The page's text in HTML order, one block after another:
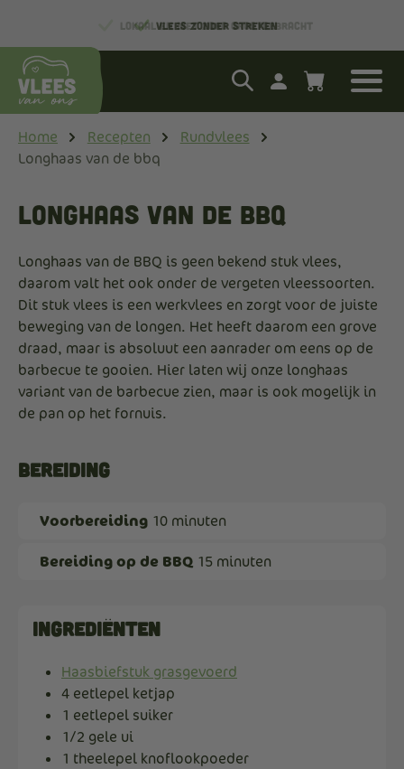
LOKAAL EN MET ZORG GROOTGEBRACHT
Home Recepten
Rundvlees
Longhaas van de bbq
Longhaas van de bbq
Longhaas van de BBQ is geen bekend stuk vlees,
daarom valt het ook onder de vergeten vleessoorten.
Dit stuk vlees is een werkvlees en zorgt voor de juiste
beweging van de longen. Het heeft daarom een grove
draad, maar is absoluut een aanrader om eens op de
barbecue te gooien. Hier laten wij onze longhaas
variant van de barbecue zien, maar is ook mogelijk in
de pan op het fornuis.
Bereiding
Voorbereiding 10 minuten
Bereiding op de BBQ 15 minuten
Ingrediënten
Haasbiefstuk grasgevoerd
4 eetlepel ketjap
1 eetlepel suiker
1/2 gele ui
1 theelepel knoflookpoeder